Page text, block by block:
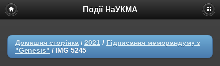
Події НаУКМА
Домашня сторінка / 2021 / Підписання меморандуму з
"Genesis" / IMG 5245